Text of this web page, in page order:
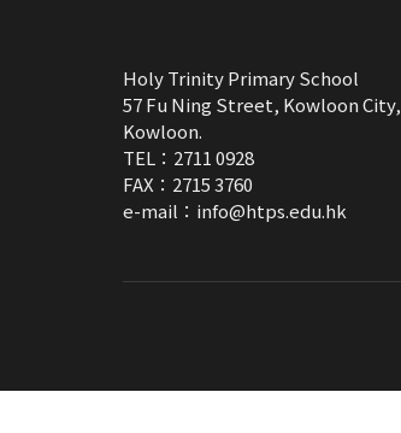
Holy Trinity Primary School
57 Fu Ning Street, Kowloon City,
Kowloon.
TEL：2711 0928
FAX：2715 3760
e-mail： info@htps.edu.hk